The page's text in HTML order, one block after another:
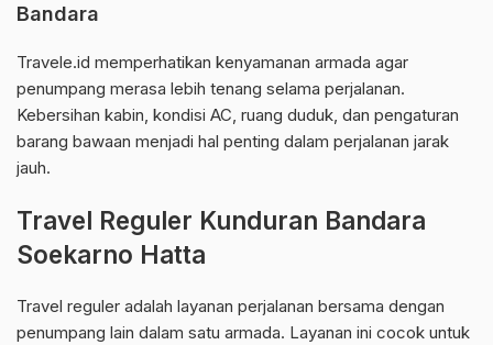
Bandara
Travele.id memperhatikan kenyamanan armada agar
penumpang merasa lebih tenang selama perjalanan.
Kebersihan kabin, kondisi AC, ruang duduk, dan pengaturan
barang bawaan menjadi hal penting dalam perjalanan jarak
jauh.
Travel Reguler Kunduran Bandara
Soekarno Hatta
Travel reguler adalah layanan perjalanan bersama dengan
penumpang lain dalam satu armada. Layanan ini cocok untuk